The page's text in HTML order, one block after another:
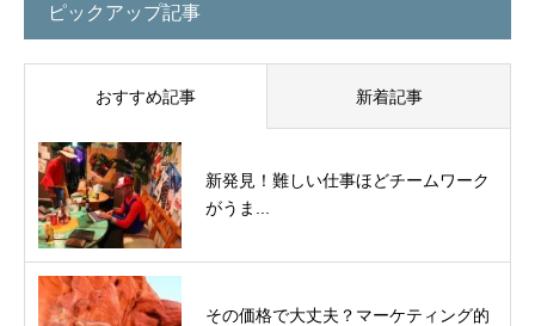
ピックアップ記事
おすすめ記事 新着記事
新発見！難しい仕事ほどチームワーク
がうま...
その価格で大丈夫？マーケティング的